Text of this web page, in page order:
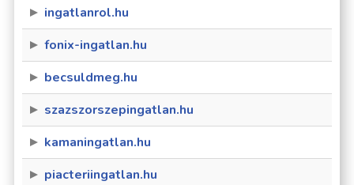
ingatlanrol.hu
fonix-ingatlan.hu
becsuldmeg.hu
szazszorszepingatlan.hu
kamaningatlan.hu
piacteriingatlan.hu